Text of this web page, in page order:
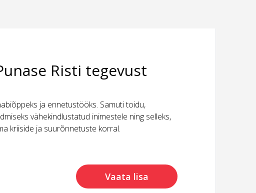
Risti tegevust
ja ennetustööks. Samuti toidu,
vähekindlustatud inimestele ning selleks,
kriiside ja suurõnnetuste korral.
Vaata lisa